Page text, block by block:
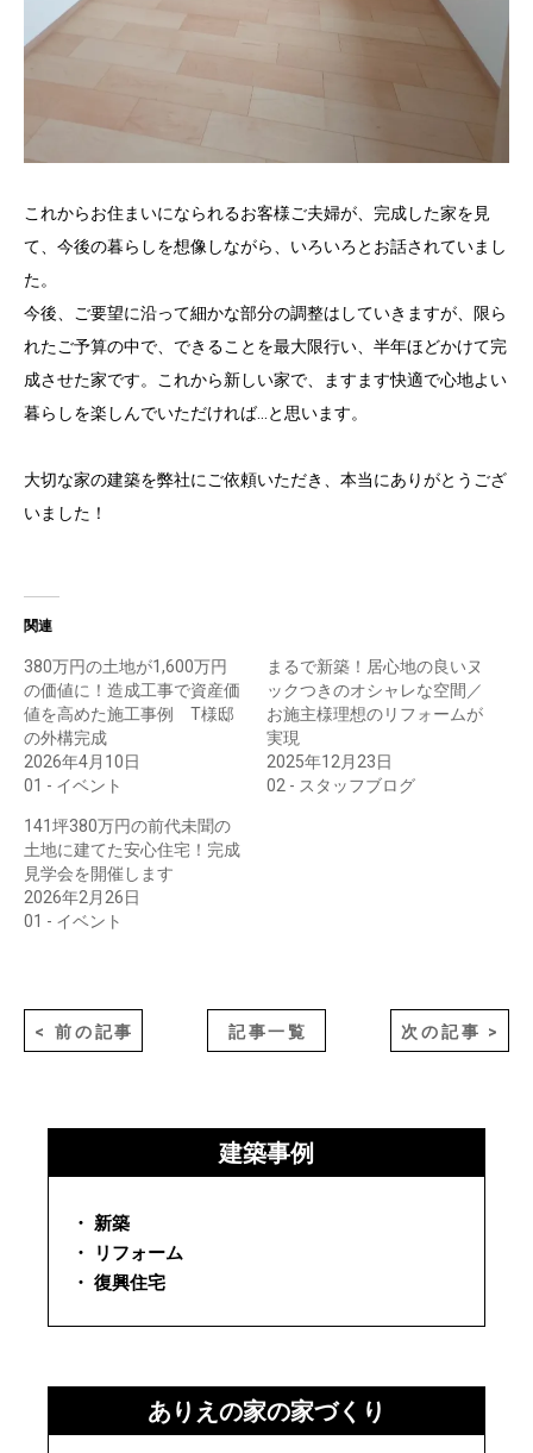
これからお住まいになられるお客様ご夫婦が、完成した家を見
て、今後の暮らしを想像しながら、いろいろとお話されていまし
た。
今後、ご要望に沿って細かな部分の調整はしていきますが、限ら
れたご予算の中で、できることを最大限行い、半年ほどかけて完
成させた家です。これから新しい家で、ますます快適で心地よい
暮らしを楽しんでいただければ…と思います。
大切な家の建築を弊社にご依頼いただき、本当にありがとうござ
いました！
関連
380万円の土地が1,600万円
の価値に！造成工事で資産価
値を高めた施工事例 T様邸
の外構完成
2026年4月10日
01 - イベント
まるで新築！居心地の良いヌ
ックつきのオシャレな空間／
お施主様理想のリフォームが
実現
2025年12月23日
02 - スタッフブログ
141坪380万円の前代未聞の
土地に建てた安心住宅！完成
見学会を開催します
2026年2月26日
01 - イベント
< 前の記事 記事一覧 次の記事 >
建築事例
・ 新築
・ リフォーム
・ 復興住宅
ありえの家の家づくり